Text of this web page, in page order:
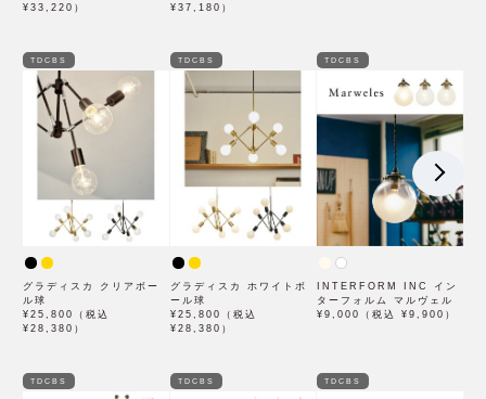
¥33,220） ¥37,180）
TDCBS
グラディスカ クリアボー
ル球
¥25,800（税込
¥28,380）
TDCBS
グラディスカ ホワイトボ
ール球
¥25,800（税込
¥28,380）
TDCBS
INTERFORM INC イン
ターフォルム マルヴェル
¥9,000（税込 ¥9,900）
TDCBS TDCBS TDCBS